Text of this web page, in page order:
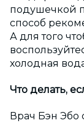
подушечкой
способ
А для того
холодная
Что делать,
Врач Бэн Эбо